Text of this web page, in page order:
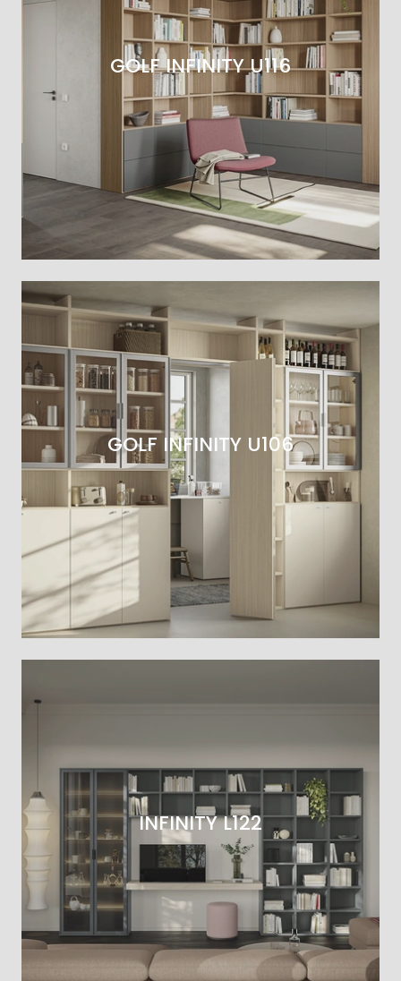
GOLF INFINITY U116
GOLF INFINITY U106
INFINITY L122